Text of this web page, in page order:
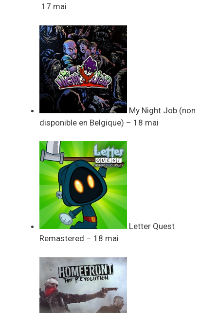
17 mai
My Night Job (non
disponible en Belgique) – 18 mai
Letter Quest
Remastered – 18 mai